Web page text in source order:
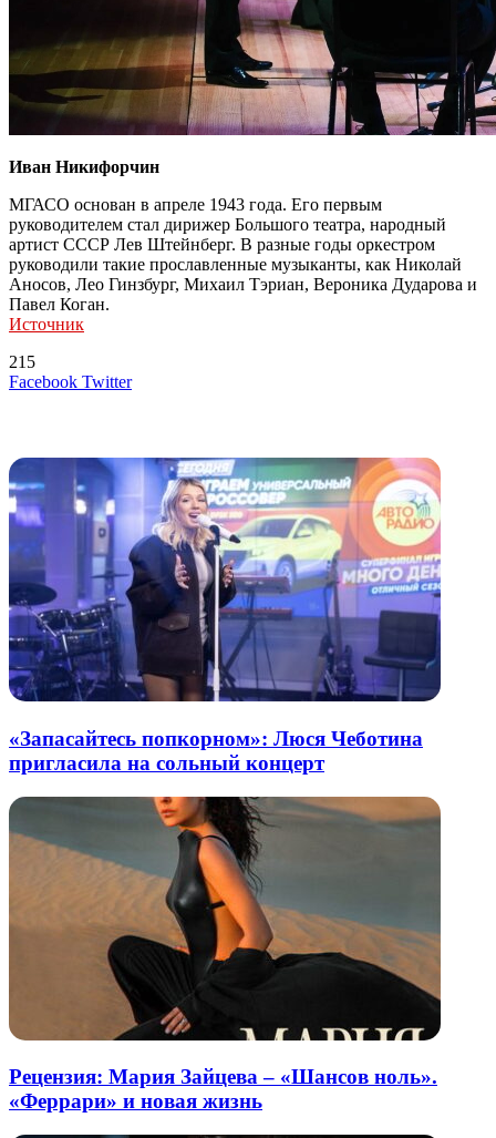
Иван Никифорчин
МГАСО основан в апреле 1943 года. Его первым
руководителем стал дирижер Большого театра, народный
артист СССР Лев Штейнберг. В разные годы оркестром
руководили такие прославленные музыканты, как Николай
Аносов, Лео Гинзбург, Михаил Тэриан, Вероника Дударова и
Павел Коган.
Источник
215
Facebook TwitterLinkedIn
Tumblr
Reddit
Вконтакте
Одноклассники
Skype
Messenger
Messenger
WhatsApp
Telegram
Viber
Line
Поделиться
Печатать
«Запасайтесь попкорном»: Люся Чеботина
пригласила на сольный концерт
Рецензия: Мария Зайцева – «Шансов ноль».
«Феррари» и новая жизнь